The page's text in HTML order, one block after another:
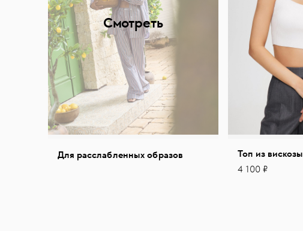
Смотреть
Для расслабленных образов
Топ из вискозы
4 100 ₽